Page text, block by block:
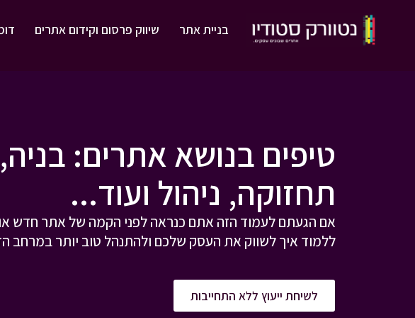
בניית אתר שיווק פרסום וקידום אתרים
טיפים בנושא אתרים: בניה,
תחזוקה, ניהול ועוד...
אם הגעתם לעמוד הזה אתם כנראה לפני הקמה של אתר חדש או
ללמוד איך לשווק את העסק שלכם ולהתנהל טוב יותר במרחב
לשיחת ייעוץ ללא התחייבות